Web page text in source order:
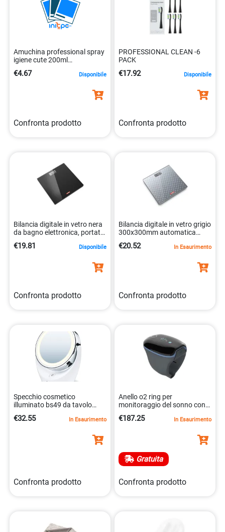
Amuchina professional spray
igiene cute 200ml
8000036010457
€4.67 Disponibile
Confronta prodotto
PROFESSIONAL CLEAN -6
PACK
€17.92 Disponibile
Confronta prodotto
Bilancia digitale in vetro nera
da bagno elettronica, portata
€19.81 Disponibile
Confronta prodotto
Bilancia digitale in vetro grigio
300x300mm automatica
€20.52 In Esaurimento
Confronta prodotto
Specchio cosmetico
illuminato bs49 da tavolo
4211125584016
€32.55 In Esaurimento
Confronta prodotto
Anello o2 ring per
monitoraggio del sonno con
8023279350678
€187.25 In Esaurimento
Gratuita
Confronta prodotto